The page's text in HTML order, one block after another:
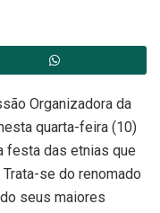
Organizadora da
quarta-feira (10)
festa das etnias que
se do renomado
seus maiores